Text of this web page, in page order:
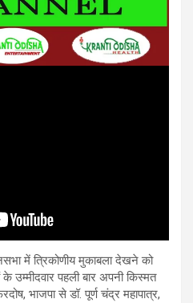
में त्रिकोणीय मुकाबला देखने को
के उम्मीदवार पहली बार अपनी किस्मत
भाजपा से डॉ. पूर्ण चंद्र महापात्र,